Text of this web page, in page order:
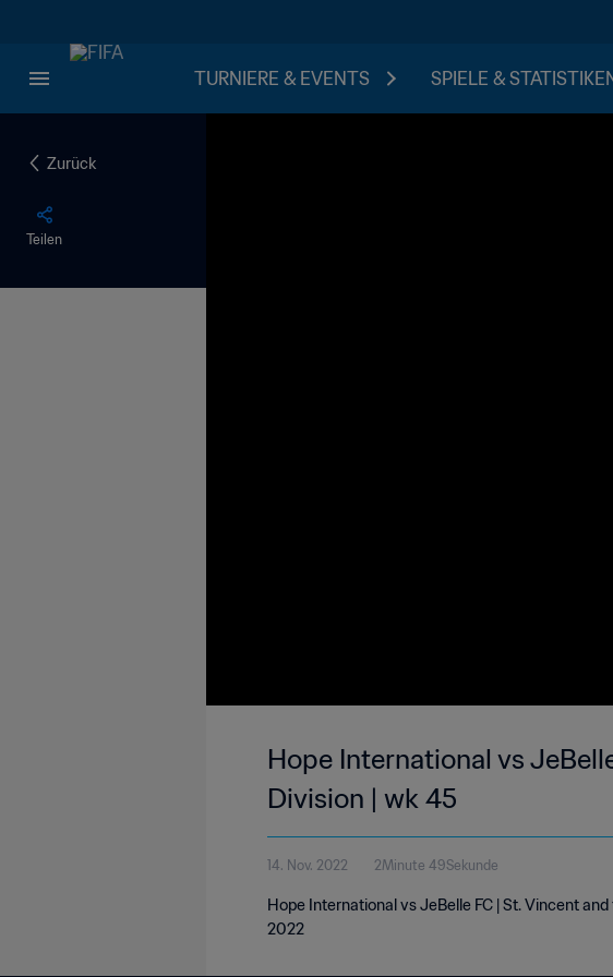
TURNIERE & EVENTS SPIELE &
Zurück
Teilen
Hope International vs
Division | wk 45
14. Nov. 2022 2Minute 49Sekunde
Hope International vs JeBelle FC | St. Vincent
2022